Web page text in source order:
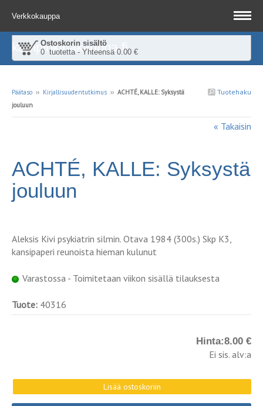
Verkkokauppa
Ostoskorin sisältö
0 tuotetta - Yhteensä 0.00 €
kampinkirjakauppa.fi
Tuotehaku
Päätaso ›› Kirjallisuudentutkimus ›› ACHTÉ, KALLE: Syksystä
jouluun
« Takaisin
ACHTÉ, KALLE: Syksystä
jouluun
Aleksis Kivi psykiatrin silmin. Otava 1984 (300s.) Skp K3,
kansipaperi reunoista hieman kulunut
Varastossa - Toimitetaan viikon sisällä tilauksesta
Tuote: 40316
Hinta:8.00 €
Ei sis. alv:a